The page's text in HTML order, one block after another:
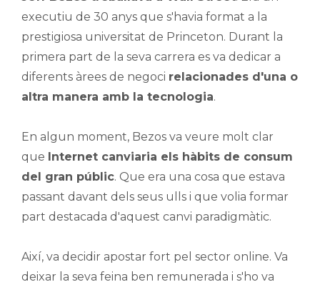
executiu de 30 anys que s'havia format a la
prestigiosa universitat de Princeton. Durant la
primera part de la seva carrera es va dedicar a
diferents àrees de negoci relacionades d'una o
altra manera amb la tecnologia.
En algun moment, Bezos va veure molt clar
que Internet canviaria els hàbits de consum
del gran públic. Que era una cosa que estava
passant davant dels seus ulls i que volia formar
part destacada d'aquest canvi paradigmàtic.
Així, va decidir apostar fort pel sector online. Va
deixar la seva feina ben remunerada i s'ho va